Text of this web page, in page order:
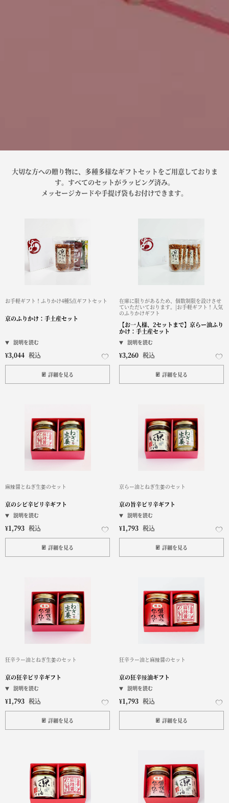
大切な方への贈り物に、多種多様なギフトセットをご用意しておりま
す。すべてのセットがラッピング済み。
メッセージカードや手提げ袋もお付けできます。
お手軽ギフト！ふりかけ4種5点ギフトセット
京のふりかけ：手土産セット
¥3,044 税込
詳細を見る
在庫に限りがあるため、個数制限を設けさせ
ていただいております。|お手軽ギフト！人気
のふりかけギフト
【お一人様、2セットまで】京らー油ふり
かけ：手土産セット
¥3,260 税込
詳細を見る
麻辣醤とねぎ生姜のセット
京のシビ辛ピリ辛ギフト
¥1,793 税込
詳細を見る
京らー油とねぎ生姜のセット
京の旨辛ピリ辛ギフト
¥1,793 税込
詳細を見る
狂辛ラー油とねぎ生姜のセット
京の狂辛ピリ辛ギフト
¥1,793 税込
詳細を見る
狂辛ラー油と麻辣醤のセット
京の狂辛辣油ギフト
¥1,793 税込
詳細を見る